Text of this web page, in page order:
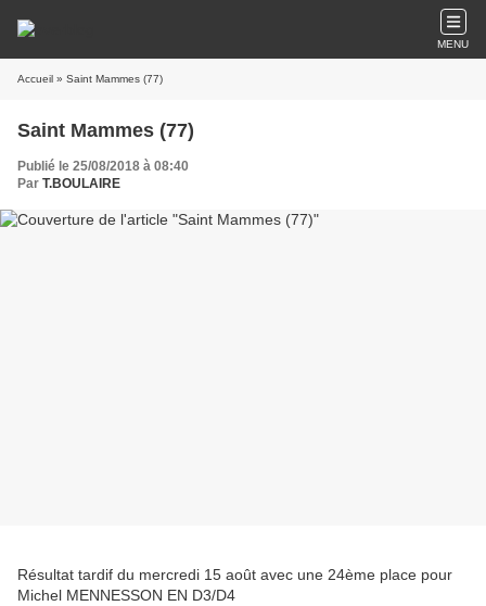
MENU
Accueil » Saint Mammes (77)
Saint Mammes (77)
Publié le 25/08/2018 à 08:40
Par T.BOULAIRE
Résultat tardif du mercredi 15 août avec une 24ème place pour
Michel MENNESSON EN D3/D4